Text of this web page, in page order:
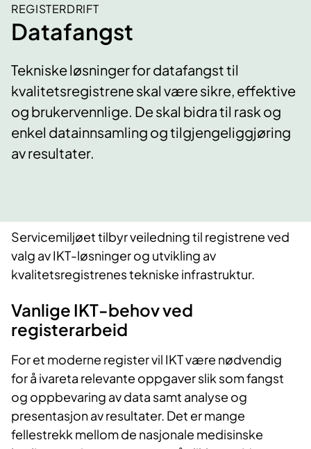
REGISTERDRIFT
Datafangst
Tekniske løsninger for datafangst til
kvalitetsregistrene skal være sikre, effektive
og brukervennlige. De skal bidra til rask og
enkel datainnsamling og tilgjengeliggjøring
av resultater.
Servicemiljøet tilbyr veiledning til registrene ved
valg av IKT-løsninger og utvikling av
kvalitetsregistrenes tekniske infrastruktur.
Vanlige IKT-behov ved
registerarbeid
For et moderne register vil IKT være nødvendig
for å ivareta relevante oppgaver slik som fangst
og oppbevaring av data samt analyse og
presentasjon av resultater. Det er mange
fellestrekk mellom de nasjonale medisinske